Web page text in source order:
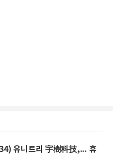
유니트리 宇樹科技,... 휴